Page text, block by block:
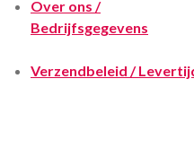
Over ons /
Bedrijfsgegevens
Verzendbeleid /